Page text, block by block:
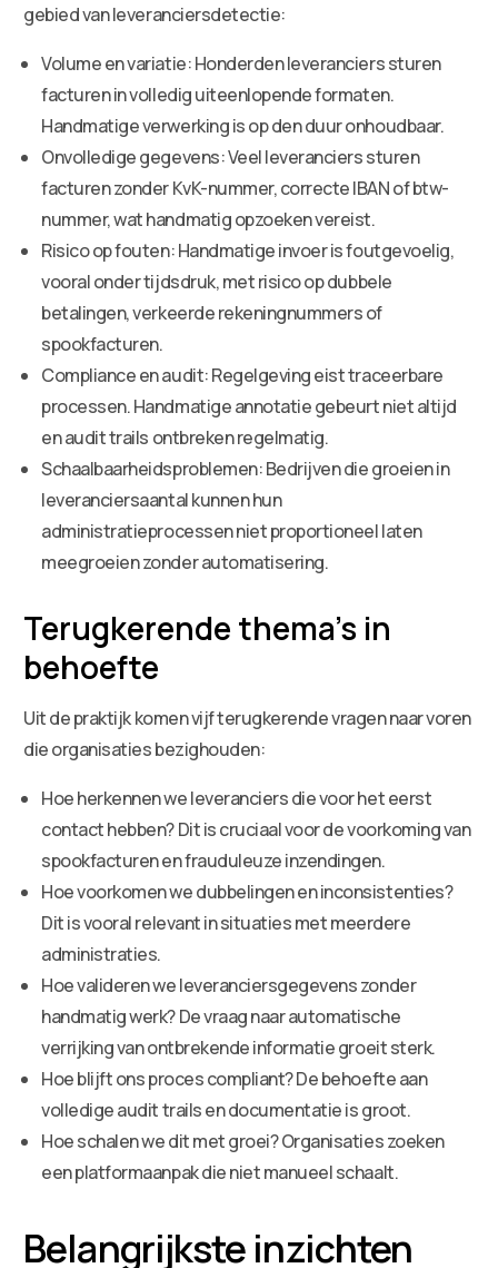
gebied van leveranciersdetectie:
Volume en variatie: Honderden leveranciers sturen
facturen in volledig uiteenlopende formaten.
Handmatige verwerking is op den duur onhoudbaar.
Onvolledige gegevens: Veel leveranciers sturen
facturen zonder KvK-nummer, correcte IBAN of btw-
nummer, wat handmatig opzoeken vereist.
Risico op fouten: Handmatige invoer is foutgevoelig,
vooral onder tijdsdruk, met risico op dubbele
betalingen, verkeerde rekeningnummers of
spookfacturen.
Compliance en audit: Regelgeving eist traceerbare
processen. Handmatige annotatie gebeurt niet altijd
en audit trails ontbreken regelmatig.
Schaalbaarheidsproblemen: Bedrijven die groeien in
leveranciersaantal kunnen hun
administratieprocessen niet proportioneel laten
meegroeien zonder automatisering.
Terugkerende thema’s in
behoefte
Uit de praktijk komen vijf terugkerende vragen naar voren
die organisaties bezighouden:
Hoe herkennen we leveranciers die voor het eerst
contact hebben? Dit is cruciaal voor de voorkoming van
spookfacturen en frauduleuze inzendingen.
Hoe voorkomen we dubbelingen en inconsistenties?
Dit is vooral relevant in situaties met meerdere
administraties.
Hoe valideren we leveranciersgegevens zonder
handmatig werk? De vraag naar automatische
verrijking van ontbrekende informatie groeit sterk.
Hoe blijft ons proces compliant? De behoefte aan
volledige audit trails en documentatie is groot.
Hoe schalen we dit met groei? Organisaties zoeken
een platformaanpak die niet manueel schaalt.
Belangrijkste inzichten